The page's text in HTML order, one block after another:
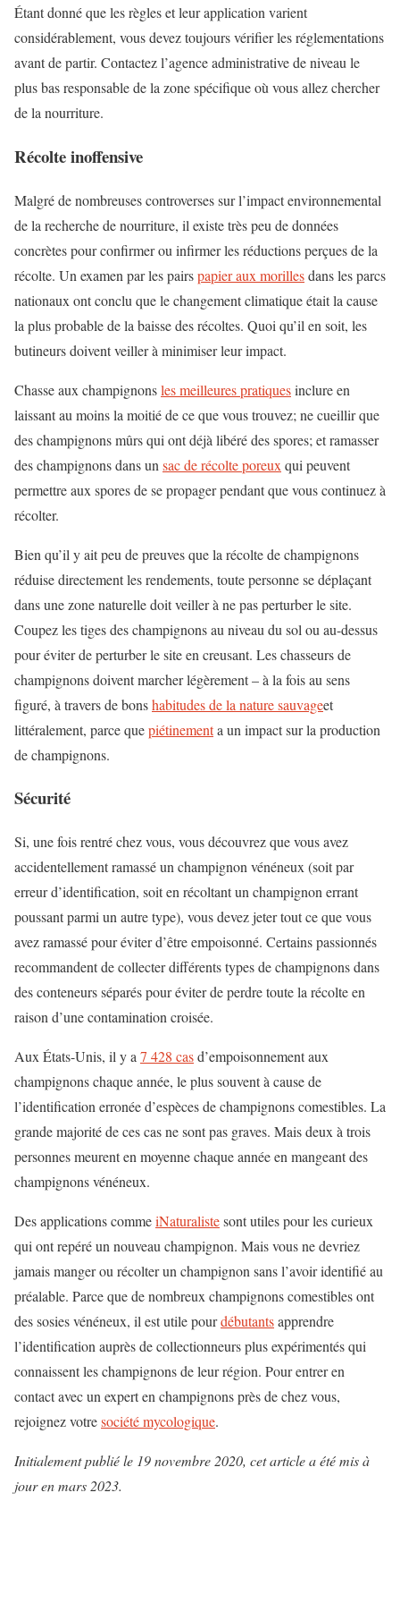
Étant donné que les règles et leur application varient
considérablement, vous devez toujours vérifier les réglementations
avant de partir. Contactez l’agence administrative de niveau le
plus bas responsable de la zone spécifique où vous allez chercher
de la nourriture.
Récolte inoffensive
Malgré de nombreuses controverses sur l’impact environnemental
de la recherche de nourriture, il existe très peu de données
concrètes pour confirmer ou infirmer les réductions perçues de la
récolte. Un examen par les pairspapier aux morillesdans les parcs
nationaux ont conclu que le changement climatique était la cause
la plus probable de la baisse des récoltes. Quoi qu’il en soit, les
butineurs doivent veiller à minimiser leur impact.
Chasse aux champignonsles meilleures pratiquesinclure en
laissant au moins la moitié de ce que vous trouvez; ne cueillir que
des champignons mûrs qui ont déjà libéré des spores; et ramasser
des champignons dans un sac de récolte poreux qui peuvent
permettre aux spores de se propager pendant que vous continuez à
récolter.
Bien qu’il y ait peu de preuves que la récolte de champignons
réduise directement les rendements, toute personne se déplaçant
dans une zone naturelle doit veiller à ne pas perturber le site.
Coupez les tiges des champignons au niveau du sol ou au-dessus
pour éviter de perturber le site en creusant. Les chasseurs de
champignons doivent marcher légèrement – à la fois au sens
figuré, à travers de bonshabitudes de la nature sauvageet
littéralement, parce quepiétinementa un impact sur la production
de champignons.
Sécurité
Si, une fois rentré chez vous, vous découvrez que vous avez
accidentellement ramassé un champignon vénéneux (soit par
erreur d’identification, soit en récoltant un champignon errant
poussant parmi un autre type), vous devez jeter tout ce que vous
avez ramassé pour éviter d’être empoisonné. Certains passionnés
recommandent de collecter différents types de champignons dans
des conteneurs séparés pour éviter de perdre toute la récolte en
raison d’une contamination croisée.
Aux États-Unis, il y a 7 428 casd’empoisonnement aux
champignons chaque année, le plus souvent à cause de
l’identification erronée d’espèces de champignons comestibles. La
grande majorité de ces cas ne sont pas graves. Mais deux à trois
personnes meurent en moyenne chaque année en mangeant des
champignons vénéneux.
Des applications commeiNaturalistesont utiles pour les curieux
qui ont repéré un nouveau champignon. Mais vous ne devriez
jamais manger ou récolter un champignon sans l’avoir identifié au
préalable. Parce que de nombreux champignons comestibles ont
des sosies vénéneux, il est utile pourdébutantsapprendre
l’identification auprès de collectionneurs plus expérimentés qui
connaissent les champignons de leur région. Pour entrer en
contact avec un expert en champignons près de chez vous,
rejoignez votresociété mycologique.
Initialement publié le 19 novembre 2020, cet article a été mis à
jour en mars 2023.